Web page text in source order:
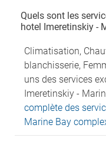
Quels sont les
hotel Imeretinskiy -
Climatisation,
blanchisserie,
uns des services
Imeretinskiy -
complète des
Marine Bay